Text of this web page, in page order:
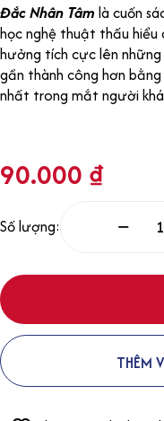
Đắc Nhân Tâm là cuốn
học nghệ thuật thấu
hưởng tích cực lên
gần thành công hơn
nhất trong mắt người
90.000 ₫
Số lượng:
THÊM